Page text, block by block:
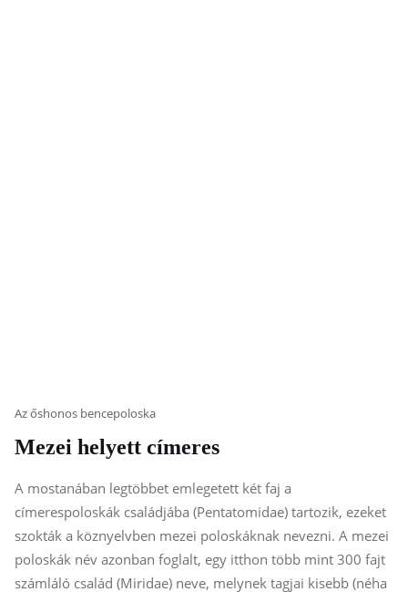
Az őshonos bencepoloska
Mezei helyett címeres
A mostanában legtöbbet emlegetett két faj a
címerespoloskák családjába (Pentatomidae) tartozik, ezeket
szokták a köznyelvben mezei poloskáknak nevezni. A mezei
poloskák név azonban foglalt, egy itthon több mint 300 fajt
számláló család (Miridae) neve, melynek tagjai kisebb (néha